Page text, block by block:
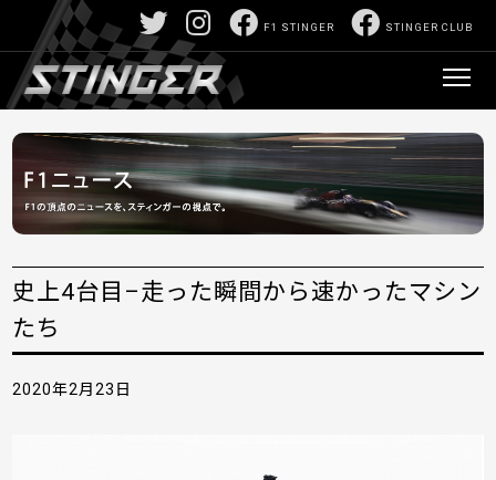
STINGER CLUB
F1 STINGER
史上4台目–走った瞬間から速かったマシン
たち
2020年2月23日